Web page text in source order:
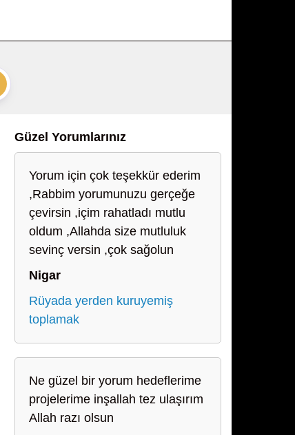
Güzel Yorumlarınız
Yorum için çok teşekkür ederim
,Rabbim yorumunuzu gerçeğe
çevirsin ,içim rahatladı mutlu
oldum ,Allahda size mutluluk
sevinç versin ,çok sağolun
Nigar
Rüyada yerden kuruyemiş
toplamak
Ne güzel bir yorum hedeflerime
projelerime inşallah tez ulaşırım
Allah razı olsun